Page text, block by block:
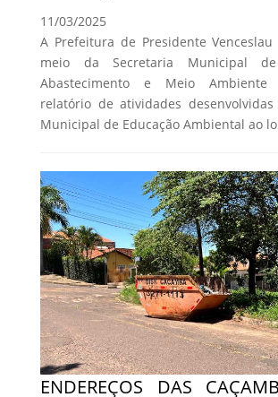
11/03/2025
A Prefeitura de Presidente
meio da Secretaria Municipal
Abastecimento e Meio Ambiente
relatório de atividades
Municipal de Educação Ambiental ao
ENDEREÇOS DAS